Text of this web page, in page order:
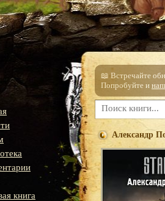
книга
📖 Встречайте
Попробуйте и
Александр